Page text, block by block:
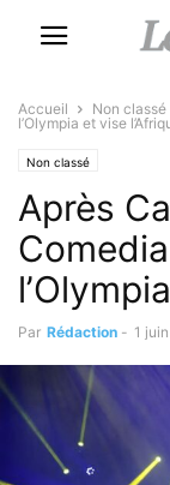
Accueil Non classé
l’Olympia et vise
Non classé
Après
Par Rédaction - 1